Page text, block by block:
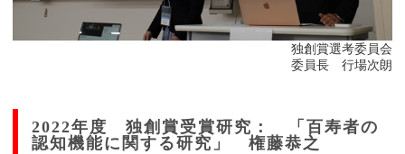
独創賞選考委員会
委員長 行場次朗
2022年度 独創賞受賞研究： 「百寿者の
認知機能に関する研究」 権藤恭之